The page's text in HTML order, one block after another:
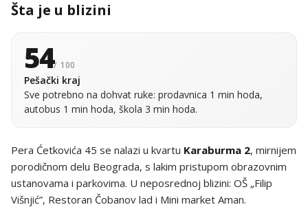
Šta je u blizini
54/ 100
Pešački kraj
Sve potrebno na dohvat ruke: prodavnica 1 min hoda,
autobus 1 min hoda, škola 3 min hoda.
Pera Ćetkovića 45 se nalazi u kvartu Karaburma 2, mirnijem
porodičnom delu Beograda, s lakim pristupom obrazovnim
ustanovama i parkovima. U neposrednoj blizini: OŠ „Filip
Višnjić”, Restoran Čobanov lad i Mini market Aman.